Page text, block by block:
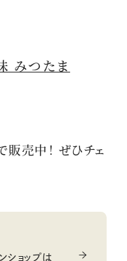
みつたま
販売中！ ぜひチェ
ショップは